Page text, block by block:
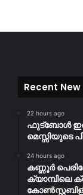
Recent New
22 hours ago
ഫുട്ബോൾ
മെസ്സിയുടെ
24 hours ago
കണ്ണൂർ
ക്യാമ്പിലെ